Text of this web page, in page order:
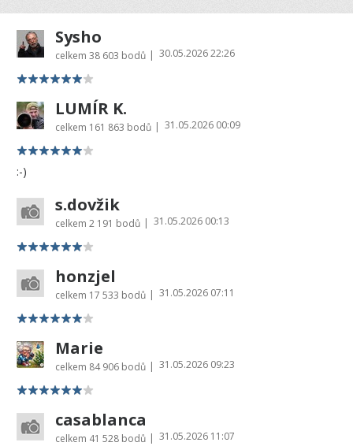
Sysho
celkem 38 603 bodů | 30.05.2026 22:26
LUMÍR K.
celkem 161 863 bodů | 31.05.2026 00:09
:-)
s.dovžik
celkem 2 191 bodů | 31.05.2026 00:13
honzjel
celkem 17 533 bodů | 31.05.2026 07:11
Marie
celkem 84 906 bodů | 31.05.2026 09:23
casablanca
celkem 41 528 bodů | 31.05.2026 11:07